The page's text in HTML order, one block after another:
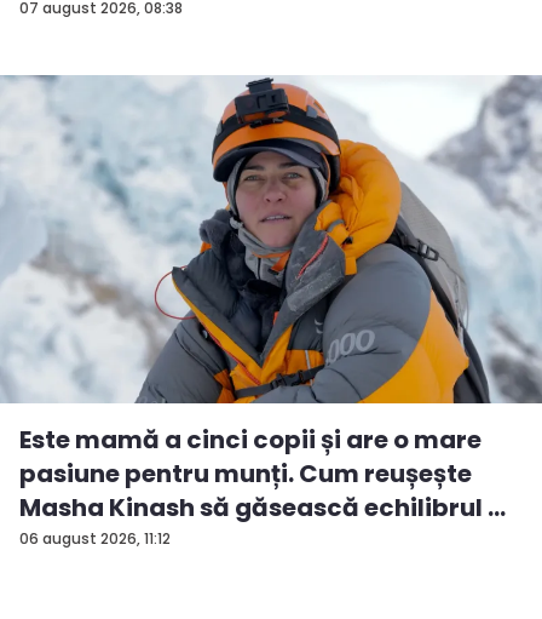
07 august 2026, 08:38
06 august 2026, 11:12
Este mamă a cinci copii și are o mare
pasiune pentru munți. Cum reușește
Masha Kinash să găsească echilibrul ...